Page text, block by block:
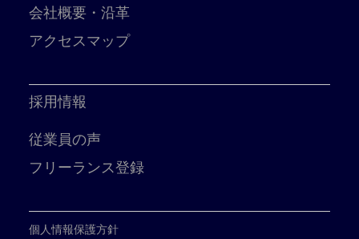
会社概要・沿革
アクセスマップ
採用情報
従業員の声
フリーランス登録
個人情報保護方針